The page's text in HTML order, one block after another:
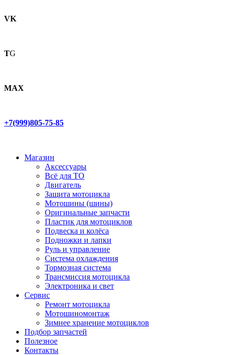
VK
TG
MAX
+7(999)805-75-85
Магазин
Аксессуары
Всё для ТО
Двигатель
Защита мотоцикла
Мотошины (шины)
Оригинальные запчасти
Пластик для мотоциклов
Подвеска и колёса
Подножки и лапки
Руль и управление
Система охлаждения
Тормозная система
Трансмиссия мотоцикла
Электроника и свет
Сервис
Ремонт мотоцикла
Мотошиномонтаж
Зимнее хранение мотоциклов
Подбор запчастей
Полезное
Контакты